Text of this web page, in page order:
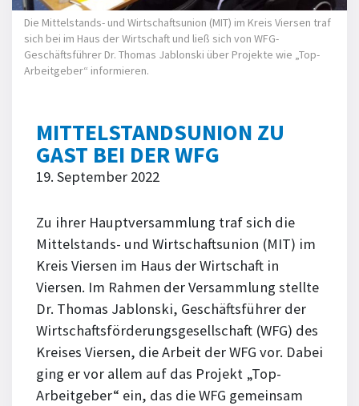
Die Mittelstands- und Wirtschaftsunion (MIT) im Kreis Viersen traf
sich bei im Haus der Wirtschaft und ließ sich von WFG-
Geschäftsführer Dr. Thomas Jablonski über Projekte wie „Top-
Arbeitgeber“ informieren.
MITTELSTANDSUNION ZU
GAST BEI DER WFG
19. September 2022
Zu ihrer Hauptversammlung traf sich die
Mittelstands- und Wirtschaftsunion (MIT) im
Kreis Viersen im Haus der Wirtschaft in
Viersen. Im Rahmen der Versammlung stellte
Dr. Thomas Jablonski, Geschäftsführer der
Wirtschaftsförderungsgesellschaft (WFG) des
Kreises Viersen, die Arbeit der WFG vor. Dabei
ging er vor allem auf das Projekt „Top-
Arbeitgeber“ ein, das die WFG gemeinsam